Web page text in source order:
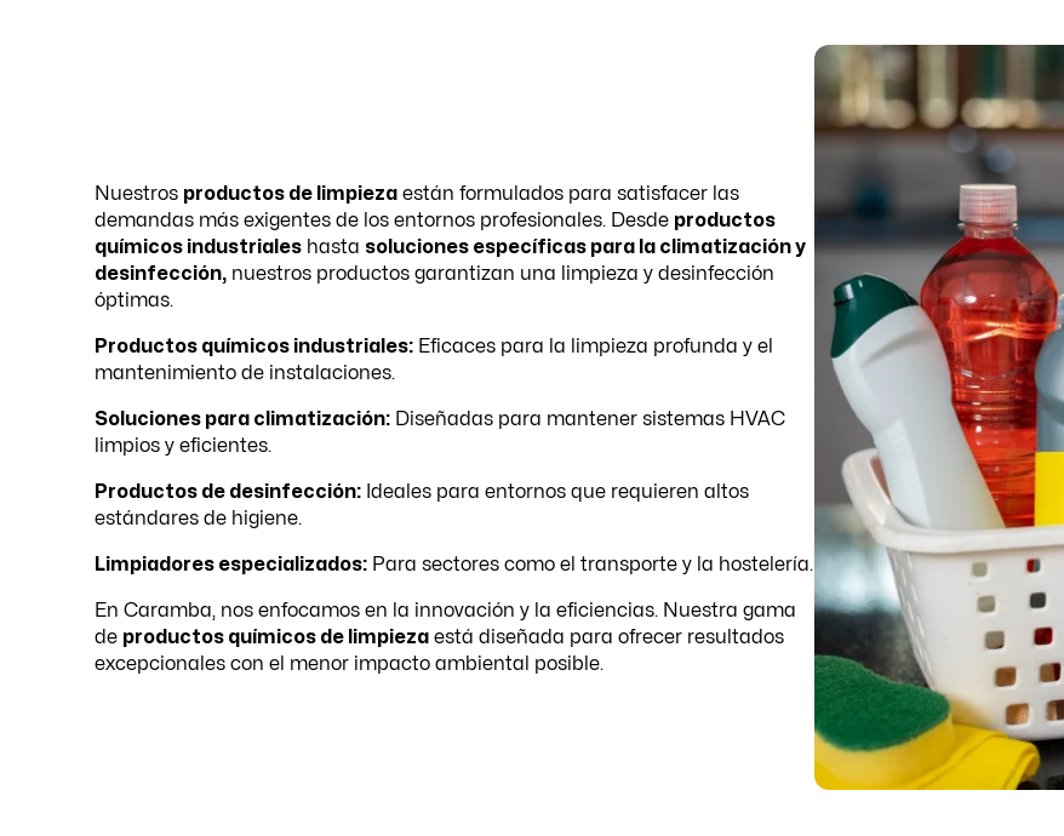
Nuestros productos de limpieza están formulados para satisfacer las
demandas más exigentes de los entornos profesionales. Desde productos
químicos industriales hasta soluciones específicas para la climatización y
desinfección, nuestros productos garantizan una limpieza y desinfección
óptimas.
Productos químicos industriales: Eficaces para la limpieza profunda y el
mantenimiento de instalaciones.
Soluciones para climatización: Diseñadas para mantener sistemas HVAC
limpios y eficientes.
Productos de desinfección: Ideales para entornos que requieren altos
estándares de higiene.
Limpiadores especializados: Para sectores como el transporte y la hostelería.
En Caramba, nos enfocamos en la innovación y la eficiencias. Nuestra gama
de productos químicos de limpieza está diseñada para ofrecer resultados
excepcionales con el menor impacto ambiental posible.